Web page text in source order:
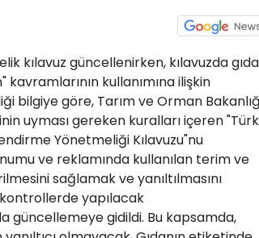
kılavuz güncellenirken, kılavuzda gıda
kullanımına ilişkin
bilgiye göre, Tarım ve Orman
uyması gereken kuralları içeren "Türk
Yönetmeliği Kılavuzu"nu
ve reklamında kullanılan terim ve
sağlamak ve yanıltılmasını
yapılacak
güncellemeye gidildi. Bu kapsamda,